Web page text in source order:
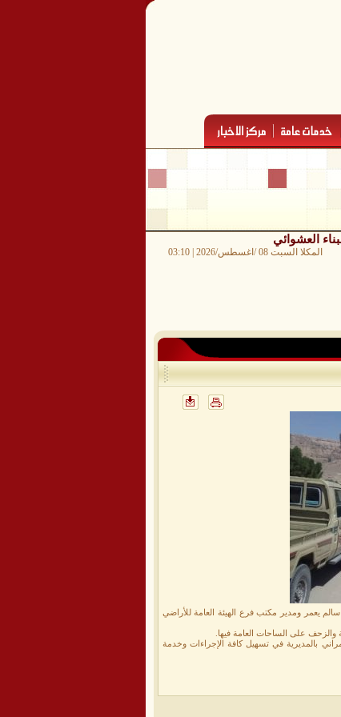
العشوائي
المكلا السبت 08 /اغسطس/2026 | 03:10
يعمر ومدير مكتب فرع الهيئة العامة للأراضي
والزحف على الساحات العامة فيها.
بالمديرية في تسهيل كافة الإجراءات وخدمة